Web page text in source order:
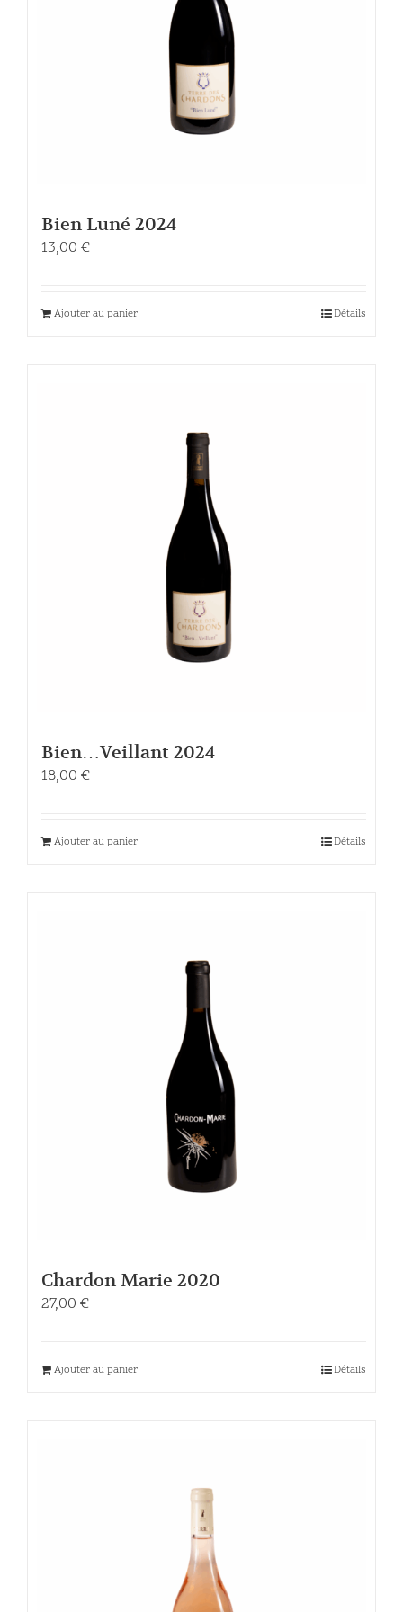
Bien Luné 2024
13,00 €
Ajouter au panier Détails
Bien…Veillant 2024
18,00 €
Ajouter au panier Détails
Chardon Marie 2020
27,00 €
Ajouter au panier Détails